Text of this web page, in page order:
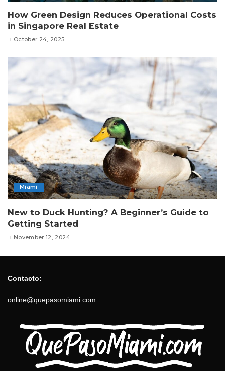
How Green Design Reduces Operational Costs
in Singapore Real Estate
October 24, 2025
Miami
New to Duck Hunting? A Beginner’s Guide to
Getting Started
November 12, 2024
Contacto:
online@quepasomiami.com